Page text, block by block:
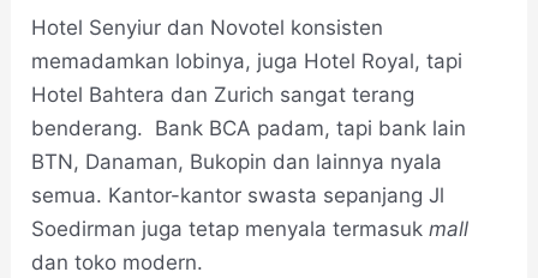
Hotel Senyiur dan Novotel konsisten
memadamkan lobinya, juga Hotel Royal, tapi
Hotel Bahtera dan Zurich sangat terang
benderang. Bank BCA padam, tapi bank lain
BTN, Danaman, Bukopin dan lainnya nyala
semua. Kantor-kantor swasta sepanjang Jl
Soedirman juga tetap menyala termasukmall
dan toko modern.